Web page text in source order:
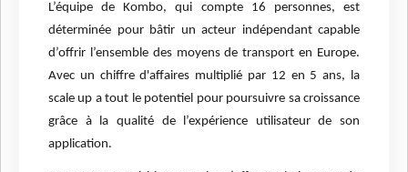
L’équipe de Kombo, qui compte 16 personnes, est
déterminée pour bâtir un acteur indépendant capable
d’offrir l’ensemble des moyens de transport en Europe.
Avec un chiffre d'affaires multiplié par 12 en 5 ans, la
scale up a tout le potentiel pour poursuivre sa croissance
grâce à la qualité de l’expérience utilisateur de son
application.